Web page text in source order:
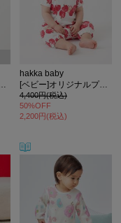
hakka baby
[ベビー]オリジナルプリント半袖2WAYカバーオール
4,400円(税込)
50%OFF
2,200円(税込)